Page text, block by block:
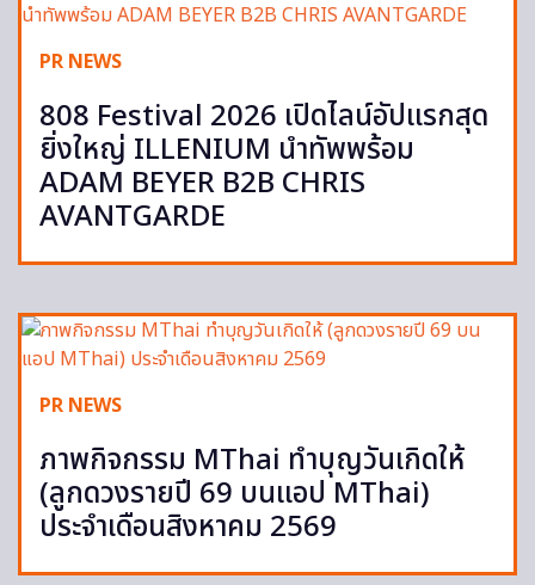
PR NEWS
808 Festival 2026 เปิดไลน์อัปแรกสุด
ยิ่งใหญ่ ILLENIUM นำทัพพร้อม
ADAM BEYER B2B CHRIS
AVANTGARDE
PR NEWS
ภาพกิจกรรม MThai ทำบุญวันเกิดให้
(ลูกดวงรายปี 69 บนแอป MThai)
ประจำเดือนสิงหาคม 2569